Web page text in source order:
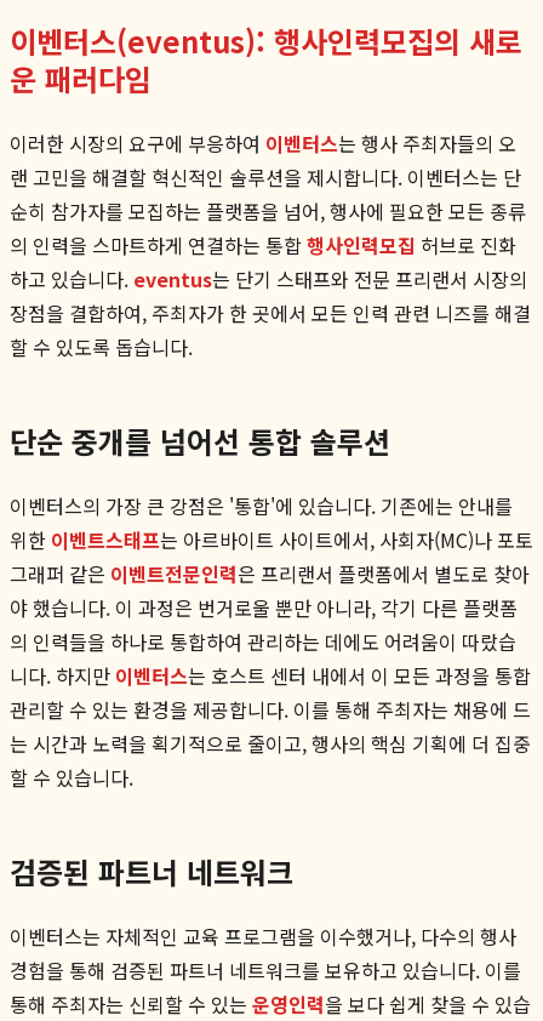
이벤터스(eventus): 행사인력모집의 새로
운 패러다임
이러한 시장의 요구에 부응하여 이벤터스는 행사 주최자들의 오
랜 고민을 해결할 혁신적인 솔루션을 제시합니다. 이벤터스는 단
순히 참가자를 모집하는 플랫폼을 넘어, 행사에 필요한 모든 종류
의 인력을 스마트하게 연결하는 통합행사인력모집 허브로 진화
하고 있습니다. eventus는 단기 스태프와 전문 프리랜서 시장의
장점을 결합하여, 주최자가 한 곳에서 모든 인력 관련 니즈를 해결
할 수 있도록 돕습니다.
단순 중개를 넘어선 통합 솔루션
이벤터스의 가장 큰 강점은 '통합'에 있습니다. 기존에는 안내를
위한 이벤트스태프는 아르바이트 사이트에서, 사회자(MC)나 포토
그래퍼 같은 이벤트전문인력은 프리랜서 플랫폼에서 별도로 찾아
야 했습니다. 이 과정은 번거로울 뿐만 아니라, 각기 다른 플랫폼
의 인력들을 하나로 통합하여 관리하는 데에도 어려움이 따랐습
니다. 하지만 이벤터스는 호스트 센터 내에서 이 모든 과정을 통합
관리할 수 있는 환경을 제공합니다. 이를 통해 주최자는 채용에 드
는 시간과 노력을 획기적으로 줄이고, 행사의 핵심 기획에 더 집중
할 수 있습니다.
검증된 파트너 네트워크
이벤터스는 자체적인 교육 프로그램을 이수했거나, 다수의 행사
경험을 통해 검증된 파트너 네트워크를 보유하고 있습니다. 이를
통해 주최자는 신뢰할 수 있는 운영인력을 보다 쉽게 찾을 수 있습